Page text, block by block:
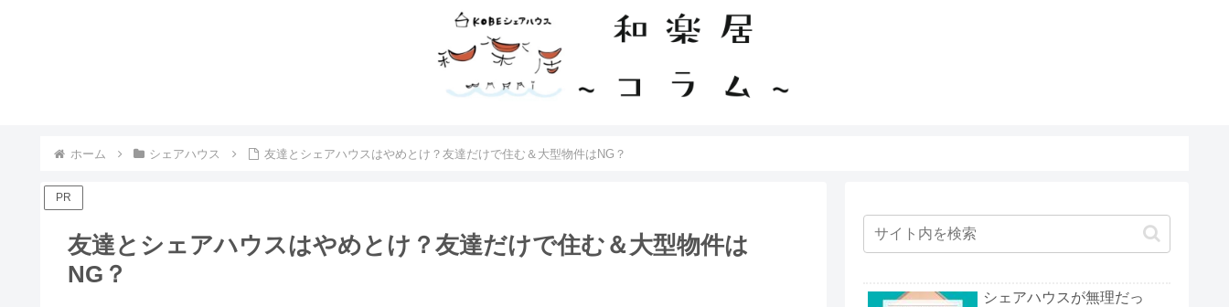
ホーム シェアハウス 友達とシェアハウスはやめとけ？友達だけで住む＆大型物件はNG？
PR
友達とシェアハウスはやめとけ？友達だけで住む＆大型物件は
NG？
シェアハウスが無理だっ